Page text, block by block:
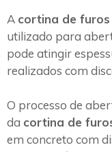
A cortina de
utilizado para
pode atingir
realizados com
O processo de
da cortina de
em concreto com